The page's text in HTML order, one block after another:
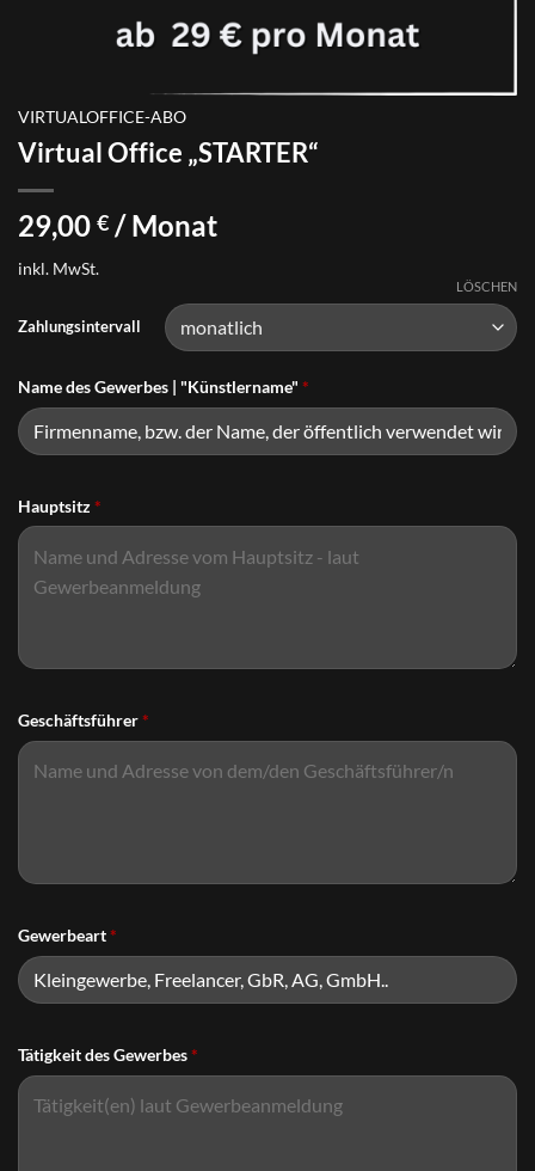
VIRTUALOFFICE-ABO
Virtual Office „STARTER“
29,00 € / Monat
inkl. MwSt.
Zahlungsintervall
LÖSCHEN
Name des Gewerbes | "Künstlername" *
Hauptsitz*
Geschäftsführer*
Gewerbeart*
Tätigkeit des Gewerbes*